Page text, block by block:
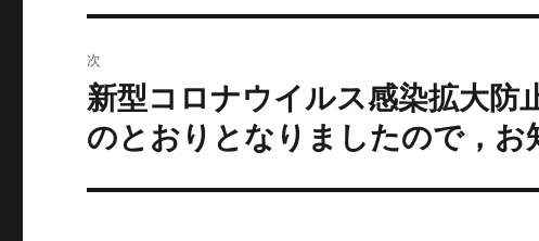
稿
ナ
次
次
の
投
稿:
新型コロナウイルス感染拡大防
のとおりとなりましたので，お